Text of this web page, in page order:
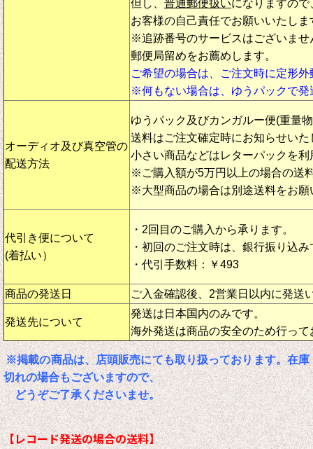
但し、 普通郵便扱いになりますの
お客様の自己責任でお願いいたしま
※追跡番号のサービスはございませ
郵便局留めをお薦めします。
ご希望の場合は、ご注文時に定形
※何もない場合は、ゆうパックで発
オーディオ及び真空管の
配送方法
ゆうパック及びカンガルー便(重量
送料はご注文確定時にお知らせいた
小さい商品などはレターパックを利
※ご購入額が5万円以上の場合の送
※大型商品の場合は別途送料をお願
代引き便について
(着払い）
・2回目のご購入から承ります。
・初回のご注文時は、銀行振り込
・代引手数料：￥493
商品の発送日 ご入金確認後、2営業日以内に発送
発送先について
発送は日本国内のみです。
海外発送は商品の安全のため行って
※掲載の商品は、店頭販売にても取り扱っております。在庫
切れの場合もございますので、
どうぞご了承くださいませ。
【レコード発送の場合の送料】